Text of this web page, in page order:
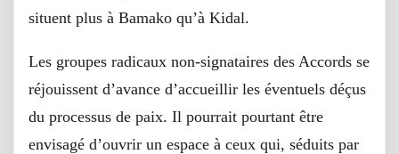
situent plus à Bamako qu’à Kidal.
Les groupes radicaux non-signataires des Accords se
réjouissent d’avance d’accueillir les éventuels déçus
du processus de paix. Il pourrait pourtant être
envisagé d’ouvrir un espace à ceux qui, séduits par